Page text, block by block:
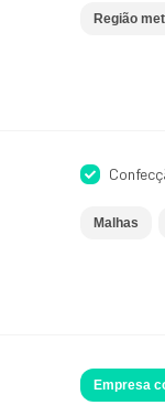
Região
Malhas
Empresa